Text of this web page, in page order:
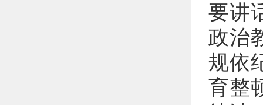
要讲
政治
规依
育整